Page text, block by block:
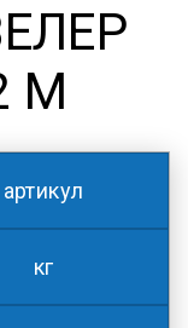
М
артикул
кг